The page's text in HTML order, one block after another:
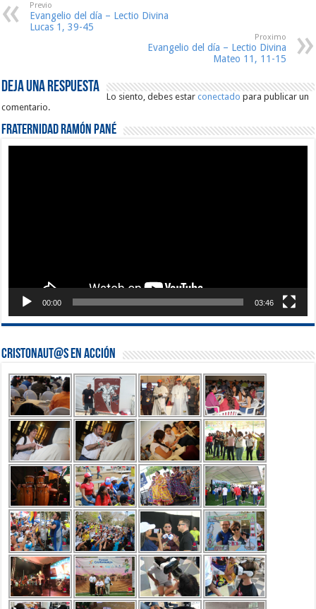
Previo
Evangelio del día – Lectio Divina
Lucas 1, 39-45
Proximo
Evangelio del día – Lectio Divina
Mateo 11, 11-15
Deja una respuesta
Lo siento, debes estarconectado para publicar un
comentario.
Fraternidad Ramón Pané
00:00 03:46
Cristonaut@s en Acción